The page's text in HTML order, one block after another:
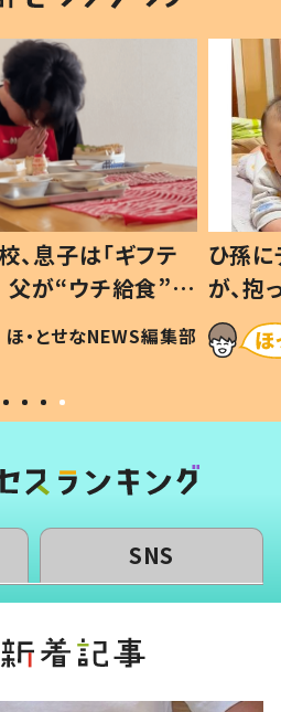
、息子は「ギフテ
父が“ウチ給食”を
由とは #令和の親
ほ・とせなNEWS編集部
ひ孫
が、
「涙が
い」
SNS